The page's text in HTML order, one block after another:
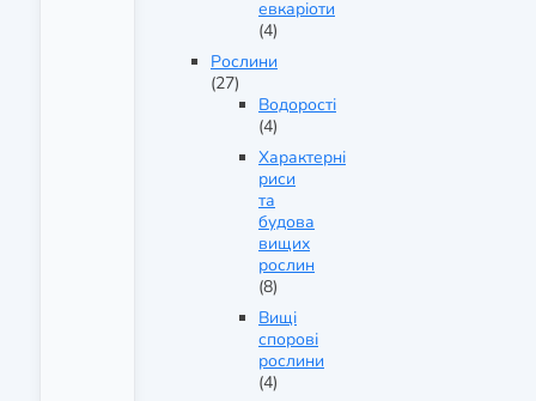
евкаріоти
(4)
Рослини
(27)
Водорості
(4)
Характерні
риси
та
будова
вищих
рослин
(8)
Вищі
спорові
рослини
(4)